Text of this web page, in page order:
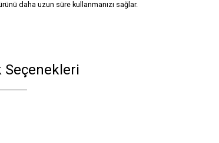
daha uzun süre kullanmanızı sağlar.
Seçenekleri